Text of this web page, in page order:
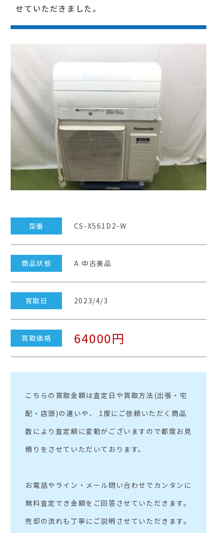
せていただきました。
型番 CS-X561D2-W
商品状態 A 中古美品
買取日 2023/4/3
買取価格 64000円
こちらの買取金額は査定日や買取方法(出張・宅
配・店頭)の違いや、 1度にご依頼いただく商品
数により査定額に変動がございますので都度お見
積りをさせていただいております。
お電話やライン・メール問い合わせでカンタンに
無料査定でき金額をご回答させていただきます。
売却の流れも丁寧にご説明させていただきます。